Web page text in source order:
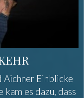
Aichner Einblicke
es dazu, dass